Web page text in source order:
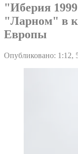
"Иберия
"Ларном" в
Европы
Опубликовано: 1:12,